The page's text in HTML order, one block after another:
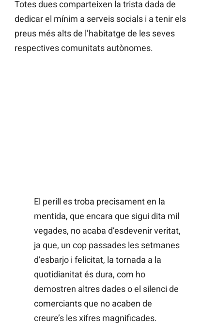
Totes dues comparteixen la trista dada de
dedicar el mínim a serveis socials i a tenir els
preus més alts de l’habitatge de les seves
respectives comunitats autònomes.
El perill es troba precisament en la
mentida, que encara que sigui dita mil
vegades, no acaba d’esdevenir veritat,
ja que, un cop passades les setmanes
d’esbarjo i felicitat, la tornada a la
quotidianitat és dura, com ho
demostren altres dades o el silenci de
comerciants que no acaben de
creure’s les xifres magnificades.